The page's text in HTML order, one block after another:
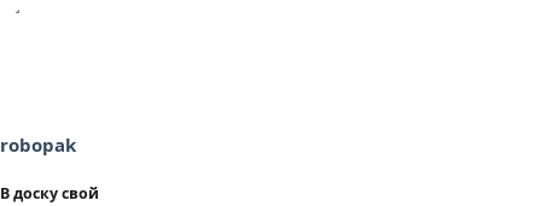
robopak
В доску свой